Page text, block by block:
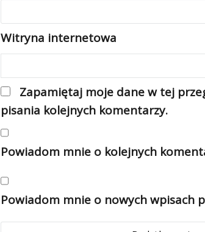
Witryna internetowa
Zapamiętaj moje dane w tej
pisania kolejnych komentarzy.
Powiadom mnie o kolejnych
Powiadom mnie o nowych wpisach